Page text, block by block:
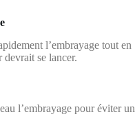
l’embrayage tout en
se lancer.
l’embrayage pour éviter un